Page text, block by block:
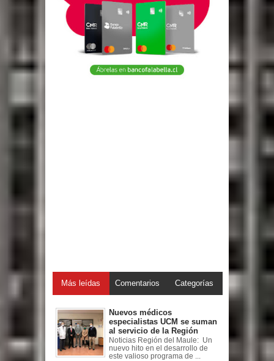
Más leídas Comentarios Categorías
Nuevos médicos
especialistas UCM se suman
al servicio de la Región
Noticias Región del Maule: Un
nuevo hito en el desarrollo de
este valioso programa de ...